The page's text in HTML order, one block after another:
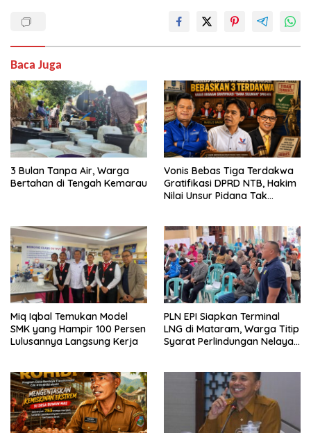
Baca Juga
3 Bulan Tanpa Air, Warga
Bertahan di Tengah Kemarau
Vonis Bebas Tiga Terdakwa
Gratifikasi DPRD NTB, Hakim
Nilai Unsur Pidana Tak
Miq Iqbal Temukan Model
SMK yang Hampir 100 Persen
Lulusannya Langsung Kerja
PLN EPI Siapkan Terminal
LNG di Mataram, Warga Titip
Syarat Perlindungan Nelayan